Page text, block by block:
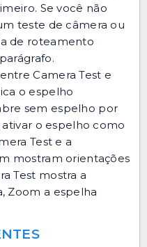
Se você não
teste de câmera ou
de roteamento
Camera Test e
o espelho
sem espelho por
o espelho como
Test e a
mostram orientações
Test mostra a
Zoom a espelha